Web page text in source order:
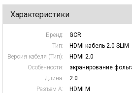
Характеристики
Бренд:
GCR
Тип:
HDMI кабель 2.0 SLIM
Версия кабеля (Тип):
HDMI 2.0
Особенности:
экранирование
Длина:
2.0
Разъем А:
HDMI M